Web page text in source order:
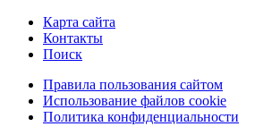
Карта сайта
Контакты
Поиск
Правила пользования сайтом
Использование файлов cookie
Политика конфиденциальности